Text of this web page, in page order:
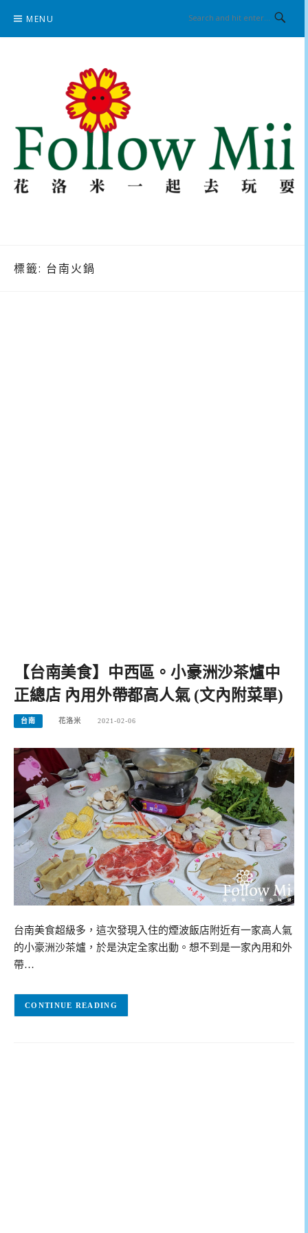
content
MENU
標籤: 台南火鍋
【台南美食】中西區。小豪洲沙茶爐中
正總店 內用外帶都高人氣 (文內附菜單)
台南 花洛米 2021-02-06
台南美食超級多，這次發現入住的煙波飯店附近有一家高人氣
的小豪洲沙茶爐，於是決定全家出動。想不到是一家內用和外
帶…
CONTINUE READING